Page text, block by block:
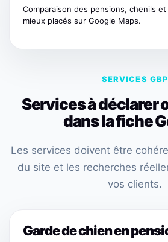
Comparaison des pensions, chenils
mieux placés sur Google Maps.
SERVICES GBP
Services à déclarer
dans la fiche
Les services doivent être
du site et les recherches
vos clients.
Garde de chien en